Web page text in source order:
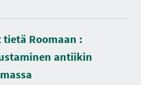
tietä Roomaan :
antiikin